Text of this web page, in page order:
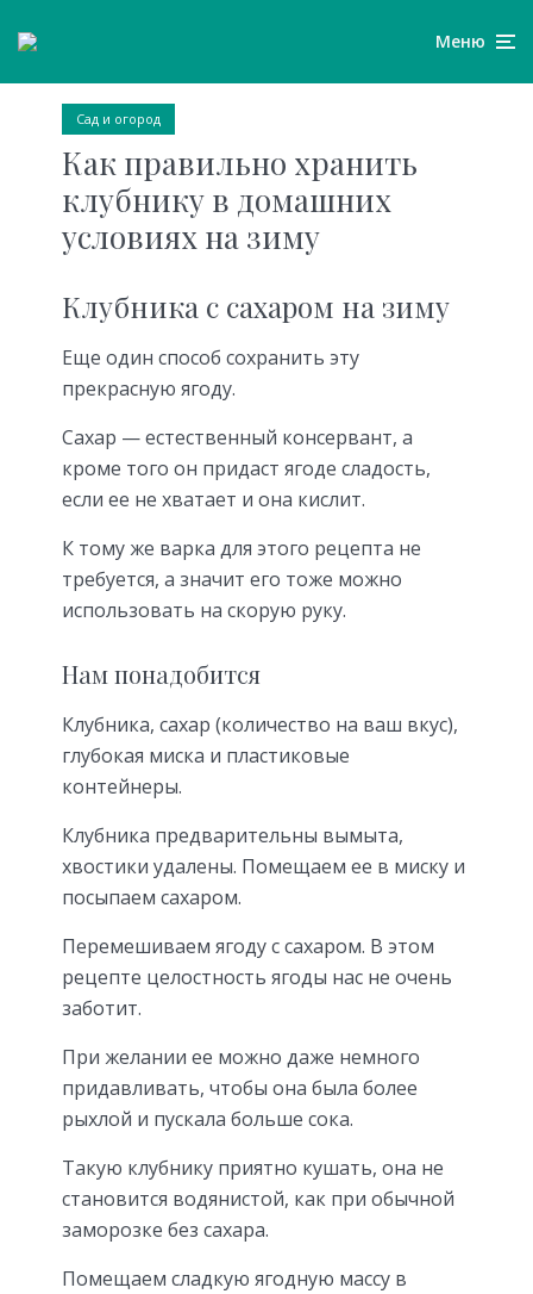
Меню
Сад и огород
Как правильно хранить
клубнику в домашних
условиях на зиму
Клубника с сахаром на зиму
Еще один способ сохранить эту
прекрасную ягоду.
Сахар — естественный консервант, а
кроме того он придаст ягоде сладость,
если ее не хватает и она кислит.
К тому же варка для этого рецепта не
требуется, а значит его тоже можно
использовать на скорую руку.
Нам понадобится
Клубника, сахар (количество на ваш вкус),
глубокая миска и пластиковые
контейнеры.
Клубника предварительны вымыта,
хвостики удалены. Помещаем ее в миску и
посыпаем сахаром.
Перемешиваем ягоду с сахаром. В этом
рецепте целостность ягоды нас не очень
заботит.
При желании ее можно даже немного
придавливать, чтобы она была более
рыхлой и пускала больше сока.
Такую клубнику приятно кушать, она не
становится водянистой, как при обычной
заморозке без сахара.
Помещаем сладкую ягодную массу в